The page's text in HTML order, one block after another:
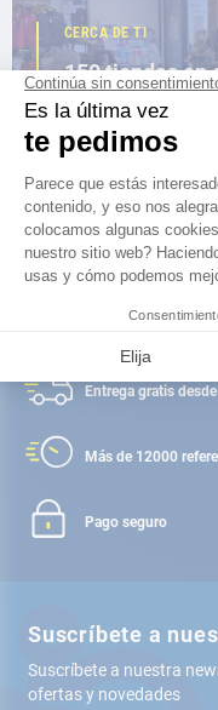
CERCA DE TI
150 tiendas en
la fuerza de una
ENCUENTRA UNA TIENDA
Satisfecho o
Entrega gratis
Más de 12000
Pago seguro
Suscríbete a
Suscríbete a nuestra
ofertas y novedades